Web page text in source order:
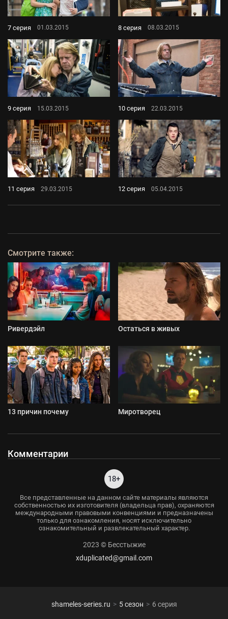
7 серия 01.03.2015 8 серия 08.03.2015
9 серия 15.03.2015 10 серия 22.03.2015
11 серия 29.03.2015 12 серия 05.04.2015
Смотрите также:
Ривердэйл Остаться в живых
13 причин почему Миротворец
Комментарии
18+
Все представленные на данном сайте материалы являются
собственностью их изготовителя (владельца прав), охраняются
международными правовыми конвенциями и предназначены
только для ознакомления, носят исключительно
ознакомительный и развлекательный характер.
2023 © Бесстыжие
xduplicated@gmail.com
shameles-series.ru 5 сезон 6 серия